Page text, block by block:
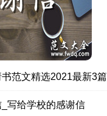
范文精选2021最新3篇
写给学校的感谢信